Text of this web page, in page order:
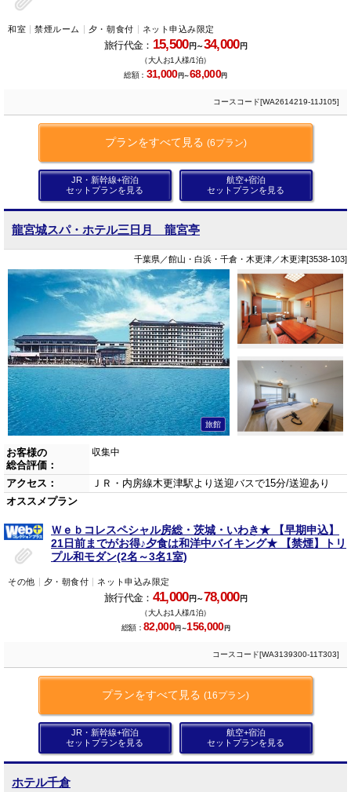
和室 禁煙ルーム 夕・朝食付 ネット申込み限定
旅行代金： 15,500円～34,000円
（大人お1人様/1泊）
総額： 31,000円～68,000円
コースコード[WA2614219-11J105]
プランをすべて見る (6プラン)
JR・新幹線+宿泊
セットプランを見る
航空+宿泊
セットプランを見る
龍宮城スパ・ホテル三日月 龍宮亭
千葉県／館山・白浜・千倉・木更津／木更津[3538-103]
旅館
お客様の
総合評価：
収集中
アクセス：
ＪＲ・内房線木更津駅より送迎バスで15分/送迎あり
オススメプラン
Ｗｅｂコレスペシャル房総・茨城・いわき★ 【早期申込】
21日前までがお得♪夕食は和洋中バイキング★ 【禁煙】トリ
プル和モダン(2名～3名1室)
その他 夕・朝食付 ネット申込み限定
旅行代金： 41,000円～78,000円
（大人お1人様/1泊）
総額：82,000円～156,000円
コースコード[WA3139300-11T303]
プランをすべて見る (16プラン)
JR・新幹線+宿泊
セットプランを見る
航空+宿泊
セットプランを見る
ホテル千倉